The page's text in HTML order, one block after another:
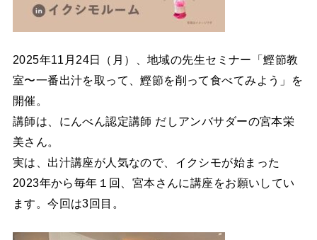
2025年11月24日（月）、地域の先生セミナー「鰹節教
室〜一番出汁を取って、鰹節を削って食べてみよう」を
開催。
講師は、にんべん認定講師 だしアンバサダーの宮本栄
美さん。
実は、出汁講座が人気なので、イクシモが始まった
2023年から毎年１回、宮本さんに講座をお願いしてい
ます。今回は3回目。